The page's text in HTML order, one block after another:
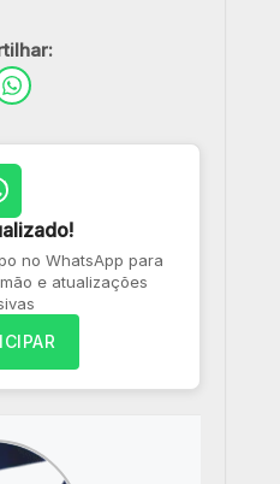
no WhatsApp para
e atualizações